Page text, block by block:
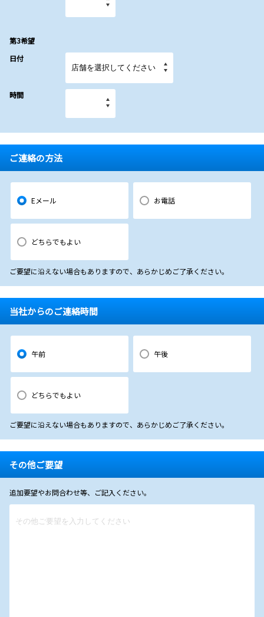
第3希望
日付
時間
ご連絡の方法
Eメール お電話
どちらでもよい
ご要望に沿えない場合もありますので、あらかじめご了承ください。
当社からのご連絡時間
午前 午後
どちらでもよい
ご要望に沿えない場合もありますので、あらかじめご了承ください。
その他ご要望
追加要望やお問合わせ等、ご記入ください。